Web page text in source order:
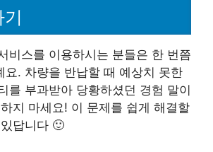
비스를 이용하시는 분들은 한 번쯤
요. 차량을 반납할 때 예상치 못한
를 부과받아 당황하셨던 경험 말이
지 마세요! 이 문제를 쉽게 해결할
답니다 🙂